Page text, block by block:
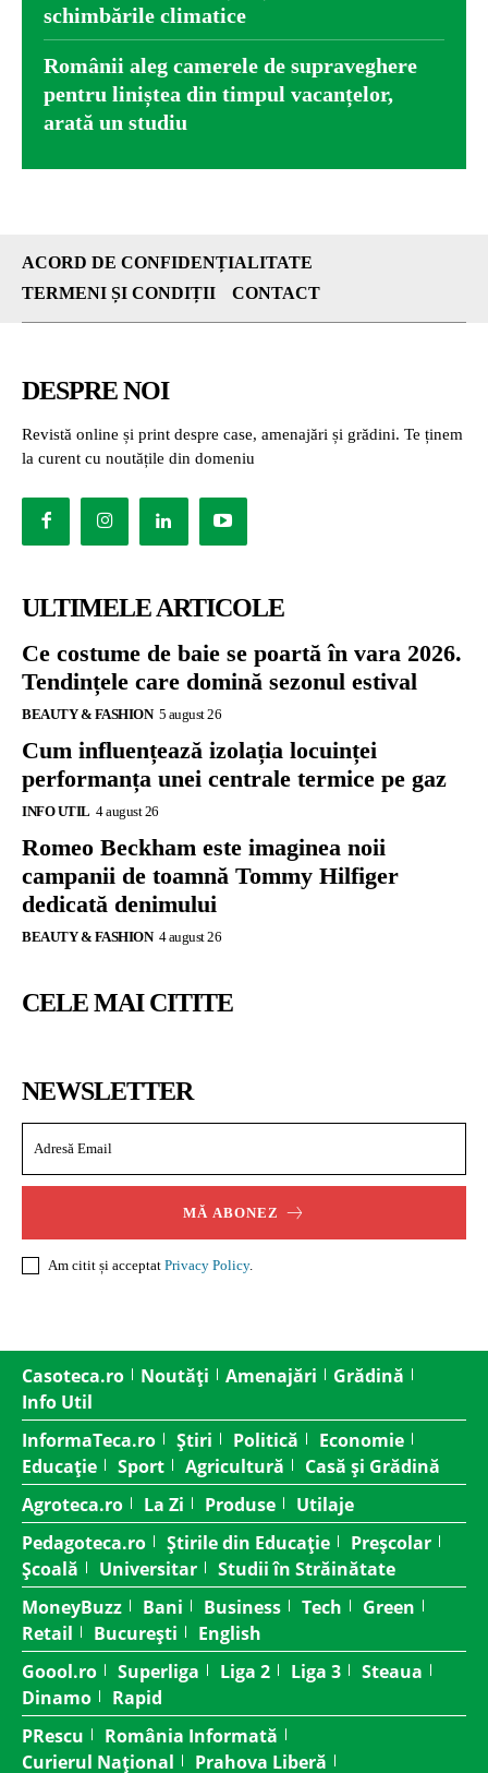
schimbările climatice
Românii aleg camerele de supraveghere
pentru liniștea din timpul vacanțelor,
arată un studiu
ACORD DE CONFIDENȚIALITATE
TERMENI ȘI CONDIȚII
CONTACT
DESPRE NOI
Revistă online și print despre case, amenajări și grădini. Te ținem
la curent cu noutățile din domeniu
ULTIMELE ARTICOLE
Ce costume de baie se poartă în vara 2026.
Tendințele care domină sezonul estival
BEAUTY & FASHION 5 august 26
Cum influențează izolația locuinței
performanța unei centrale termice pe gaz
INFO UTIL 4 august 26
Romeo Beckham este imaginea noii
campanii de toamnă Tommy Hilfiger
dedicată denimului
BEAUTY & FASHION 4 august 26
CELE MAI CITITE
NEWSLETTER
MĂ ABONEZ
Am citit și acceptat Privacy Policy.
Casoteca.ro Noutăți Amenajări
Grădină
Info Util
InformaTeca.ro
Știri Politică
Economie
Educație
Sport Agricultură
Casă și Grădină
Agroteca.ro
La Zi Produse
Utilaje
Pedagoteca.ro
Știrile din Educație
Preșcolar
Școală
Universitar
Studii în Străinătate
MoneyBuzz
Bani Business Tech
Green
Retail
București
English
Goool.ro
Superliga Liga 2 Liga 3
Steaua
Dinamo
Rapid
PRescu
România Informată
Curierul Național
Prahova Liberă